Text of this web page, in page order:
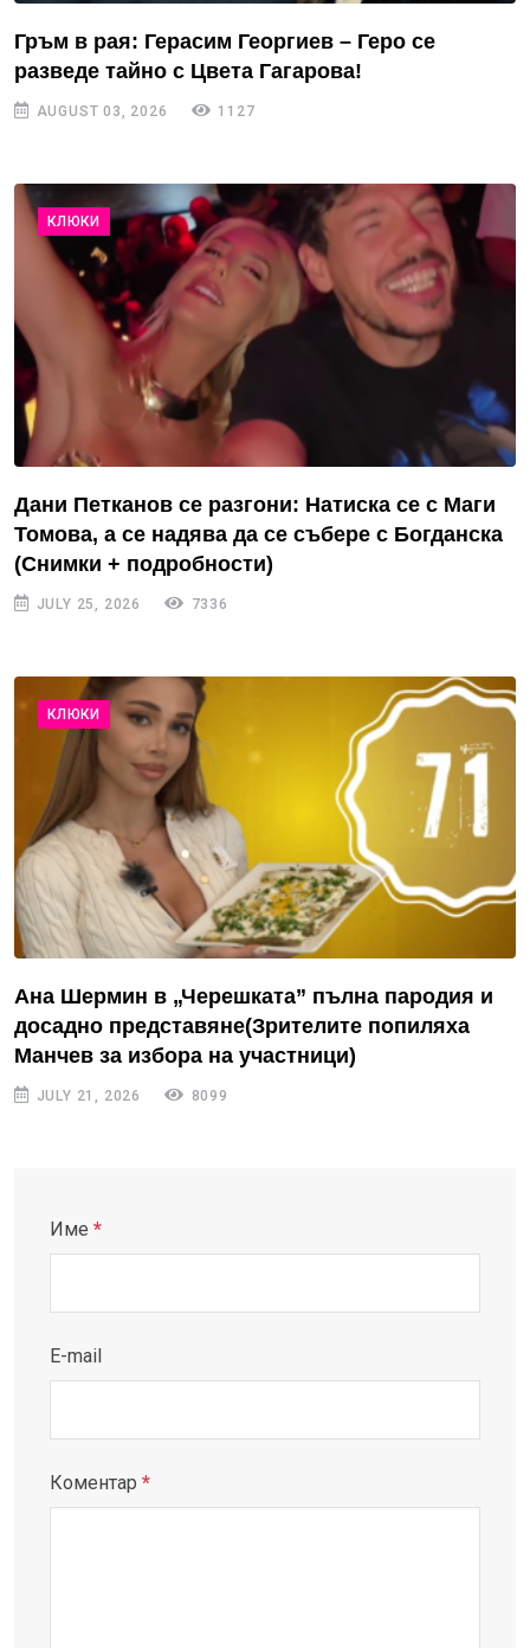
Гръм в рая: Герасим Георгиев – Геро се
разведе тайно с Цвета Гагарова!
AUGUST 03, 2026 1127
КЛЮКИ
Дани Петканов се разгони: Натиска се с Маги
Томова, а се надява да се събере с Богданска
(Снимки + подробности)
JULY 25, 2026 7336
КЛЮКИ
Ана Шермин в „Черешката” пълна пародия и
досадно представяне(Зрителите попиляха
Манчев за избора на участници)
JULY 21, 2026 8099
Име *
E-mail
Коментар *